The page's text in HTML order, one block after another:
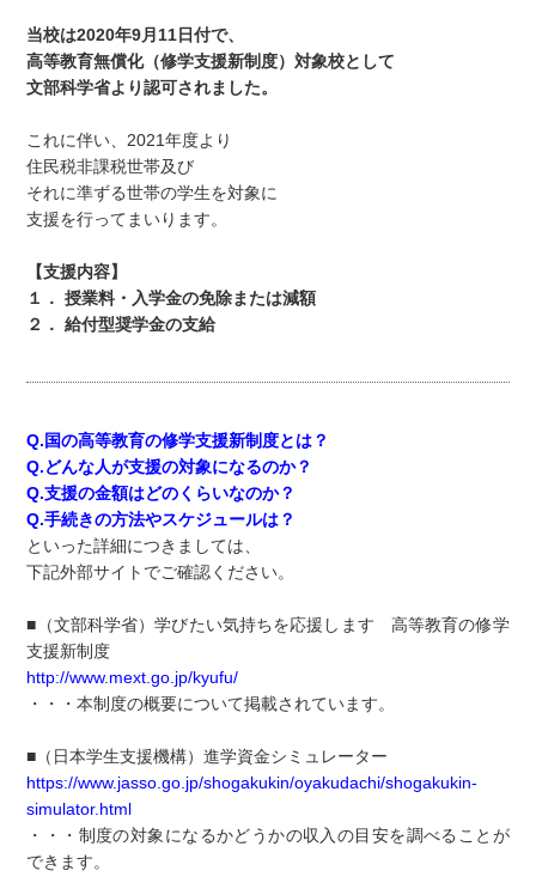
当校は2020年9月11日付で、
高等教育無償化（修学支援新制度）対象校として
文部科学省より認可されました。
これに伴い、2021年度より
住民税非課税世帯及び
それに準ずる世帯の学生を対象に
支援を行ってまいります。
【支援内容】
１． 授業料・入学金の免除または減額
２． 給付型奨学金の支給
Q.国の高等教育の修学支援新制度とは？
Q.どんな人が支援の対象になるのか？
Q.支援の金額はどのくらいなのか？
Q.手続きの方法やスケジュールは？
といった詳細につきましては、
下記外部サイトでご確認ください。
■（文部科学省）学びたい気持ちを応援します 高等教育の修学
支援新制度
http://www.mext.go.jp/kyufu/
・・・本制度の概要について掲載されています。
■（日本学生支援機構）進学資金シミュレーター
https://www.jasso.go.jp/shogakukin/oyakudachi/shogakukin-
simulator.html
・・・制度の対象になるかどうかの収入の目安を調べることが
できます。